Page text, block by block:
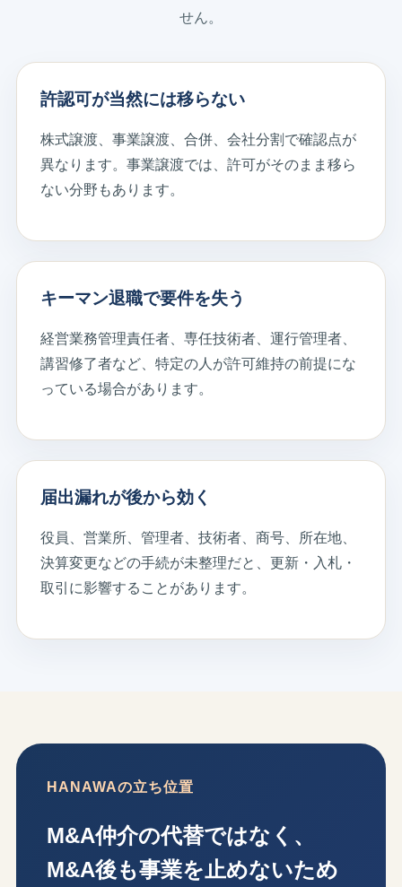
せん。
許認可が当然には移らない
株式譲渡、事業譲渡、合併、会社分割で確認点が
異なります。事業譲渡では、許可がそのまま移ら
ない分野もあります。
キーマン退職で要件を失う
経営業務管理責任者、専任技術者、運行管理者、
講習修了者など、特定の人が許可維持の前提にな
っている場合があります。
届出漏れが後から効く
役員、営業所、管理者、技術者、商号、所在地、
決算変更などの手続が未整理だと、更新・入札・
取引に影響することがあります。
HANAWAの立ち位置
M&A仲介の代替ではなく、
M&A後も事業を止めないため